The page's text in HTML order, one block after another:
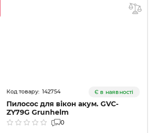
142754 Є в наявності
Пилосос для вікон акум. GVC-
ZY79G Grunhelm
0